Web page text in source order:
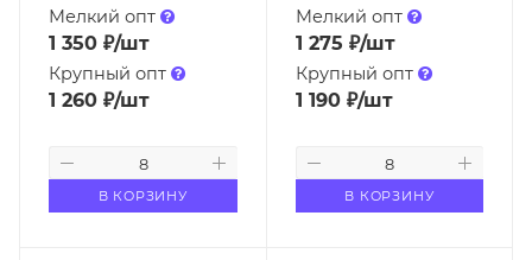
Мелкий опт
1 350 ₽/шт
Крупный опт
1 260 ₽/шт
В КОРЗИНУ
Мелкий опт
1 275 ₽/шт
Крупный опт
1 190₽/шт
В КОРЗИНУ